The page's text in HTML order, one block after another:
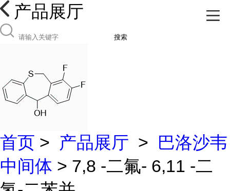
产品展厅
搜索
首页 > 产品展厅 > 巴洛沙韦
中间体 > 7,8 -二氟- 6,11 -二